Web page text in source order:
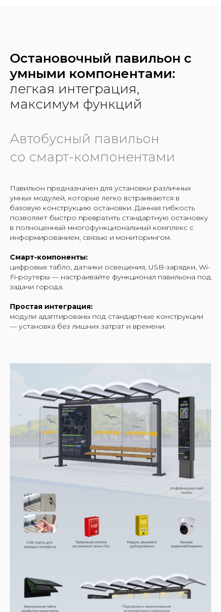
Остановочный павильон с
умными компонентами:
легкая интеграция,
максимум функций
Автобусный павильон
со смарт-компонентами
Павильон предназначен для установки различных
умных модулей, которые легко встраиваются в
базовую конструкцию остановки. Данная гибкость
позволяет быстро превратить стандартную остановку
в полноценный многофункциональный комплекс с
информированием, связью и мониторингом.
Смарт-компоненты:
цифровые табло, датчики освещения, USB-зарядки, Wi-
Fi-роутеры — настраивайте функционал павильона под
задачи города.
Простая интеграция:
модули адаптированы под стандартные конструкции
— установка без лишних затрат и времени.